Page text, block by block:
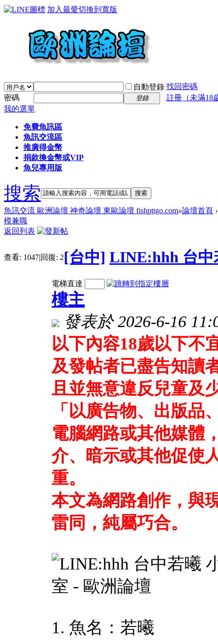
加入最愛切換到寬版
自動登錄 找回密碼
密碼
登錄
註冊（未滿18
我的選單
免費魚訊區
魚訊交流區
推廣得金幣
捐款換金幣或VIP
魚兒專用版
搜索 搜索
魚訊交流 歐洲論壇 神奇論壇 東歐論壇 fishpttgo.com»論壇首頁 ›
模兼職
返回列表
查看: 1047|回復: 2[台中] LINE:hhh 台中
電梯直達
樓主
發表於 2026-6-16
以下內容18歲以下不
及發帖者已盡告知讀
且並無意違反兒童及
「以廣告物、出版品
電腦網路或其他媒體
介、暗示或其他促使
重。
本文為網路創作，與
雷同，純屬巧合。
1. 魚名：若曦